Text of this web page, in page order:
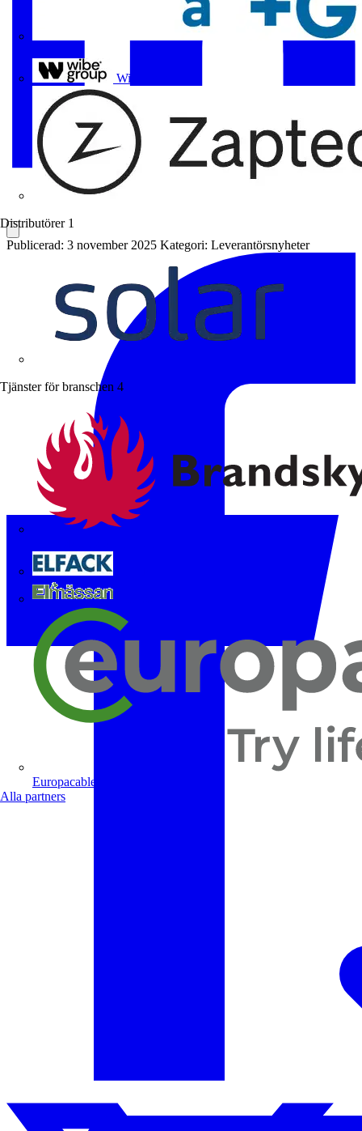
Wibe Group
Distributörer 1
Tjänster för branschen 4
Europacable
Alla partners
Publicerad: 3 november 2025 Kategori: Leverantörsnyheter